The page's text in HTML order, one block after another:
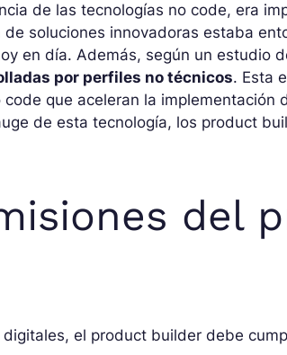
de las tecnologías no code, era
soluciones innovadoras estaba
en día. Además, según un estudio
por perfiles no técnicos. Esta
que aceleran la implementación
de esta tecnología, los product
del
el product builder debe